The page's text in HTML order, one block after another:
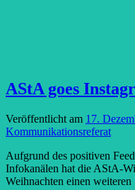
AStA goes
Veröffentlicht am 17.
Kommunikationsreferat
Aufgrund des positiven
Infokanälen hat die AStA-
Weihnachten einen